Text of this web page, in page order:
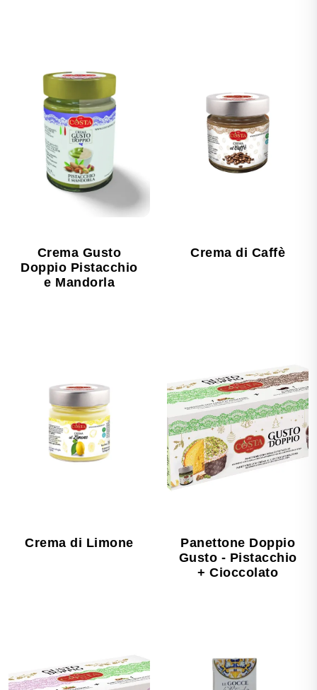
Crema Gusto
Doppio Pistacchio
e Mandorla
Crema di Caffè
Crema di Limone
Panettone Doppio
Gusto - Pistacchio
+ Cioccolato